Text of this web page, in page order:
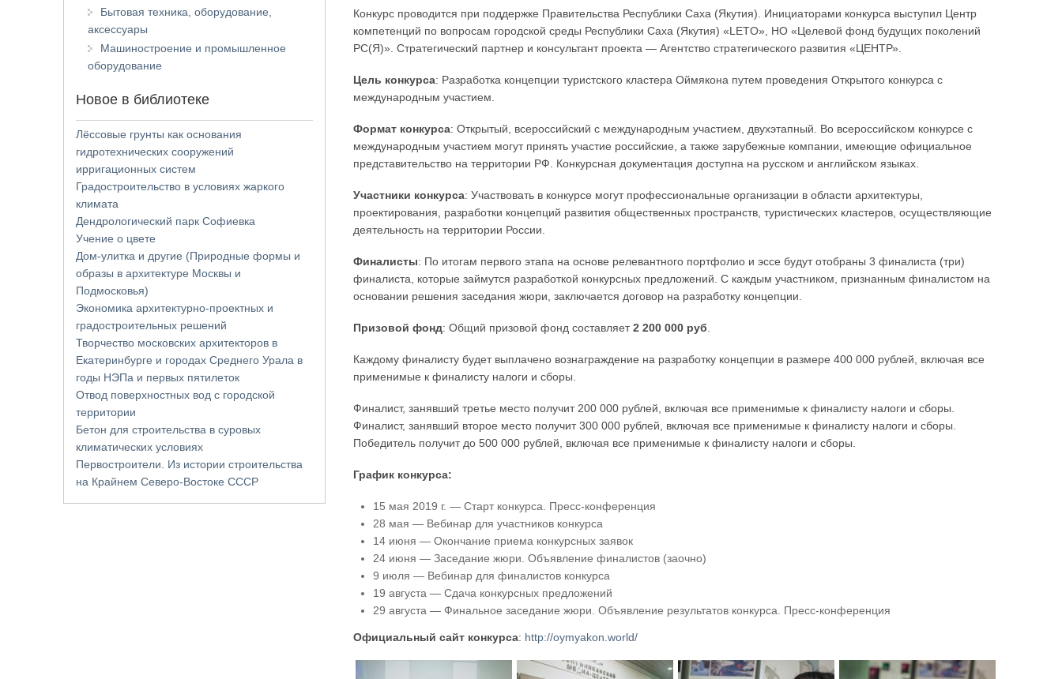
Конкурс проводится при поддержке Правительства Республики Саха (Якутия). Инициаторами конкурса выступил Центр
компетенций по вопросам городской среды Республики Саха (Якутия) «LETO», НО «Целевой фонд будущих поколений
РС(Я)». Стратегический партнер и консультант проекта — Агентство стратегического развития «ЦЕНТР».
Цель конкурса: Разработка концепции туристского кластера Оймякона путем проведения Открытого конкурса с
международным участием.
Формат конкурса: Открытый, всероссийский с международным участием, двухэтапный. Во всероссийском конкурсе с
международным участием могут принять участие российские, а также зарубежные компании, имеющие официальное
представительство на территории РФ. Конкурсная документация доступна на русском и английском языках.
Участники конкурса: Участвовать в конкурсе могут профессиональные организации в области архитектуры,
проектирования, разработки концепций развития общественных пространств, туристических кластеров, осуществляющие
деятельность на территории России.
Финалисты: По итогам первого этапа на основе релевантного портфолио и эссе будут отобраны 3 финалиста (три)
финалиста, которые займутся разработкой конкурсных предложений. С каждым участником, признанным финалистом на
основании решения заседания жюри, заключается договор на разработку концепции.
Призовой фонд: Общий призовой фонд составляет2 200 000 руб
Каждому финалисту будет выплачено вознаграждение на разработку концепции в размере 400 000 рублей, включая все
применимые к финалисту налоги и сборы.
Финалист, занявший третье место получит 200 000 рублей, включая все применимые к финалисту налоги и сборы.
Финалист, занявший второе место получит 300 000 рублей, включая все применимые к финалисту налоги и сборы.
Победитель получит до 500 000 рублей, включая все применимые к финалисту налоги и сборы.
График конкурса:
15 мая 2019 г. — Старт конкурса. Пресс-конференция
28 мая — Вебинар для участников конкурса
14 июня — Окончание приема конкурсных заявок
24 июня — Заседание жюри. Объявление финалистов (заочно)
9 июля — Вебинар для финалистов конкурса
19 августа — Сдача конкурсных предложений
29 августа — Финальное заседание жюри. Объявление результатов конкурса. Пресс-конференция
Официальный сайт конкурса: http://oymyakon.world/
Бытовая техника, оборудование,
аксессуары
Машиностроение и промышленное
оборудование
Новое в библиотеке
Лёссовые грунты как основания
гидротехнических сооружений
ирригационных систем
Градостроительство в условиях жаркого
климата
Дендрологический парк Софиевка
Учение о цвете
Дом-улитка и другие (Природные формы и
образы в архитектуре Москвы и
Подмосковья)
Экономика архитектурно-проектных и
градостроительных решений
Творчество московских архитекторов в
Екатеринбурге и городах Среднего Урала в
годы НЭПа и первых пятилеток
Отвод поверхностных вод с городской
территории
Бетон для строительства в суровых
климатических условиях
Первостроители. Из истории строительства
на Крайнем Северо-Востоке СССР